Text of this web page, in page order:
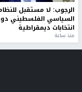
الرجوب: لا مستقبل
السياسي الفلسطيني
انتخابات ديمقراطية
منذ ساعة